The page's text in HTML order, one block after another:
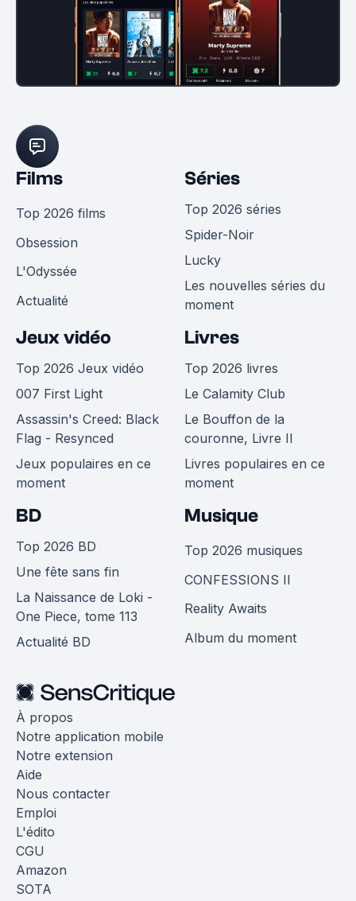
Films
Top 2026 films
Obsession
L'Odyssée
Actualité
Séries
Top 2026 séries
Spider-Noir
Lucky
Les nouvelles séries du
moment
Jeux vidéo
Top 2026 Jeux vidéo
007 First Light
Assassin's Creed: Black
Flag - Resynced
Jeux populaires en ce
moment
Livres
Top 2026 livres
Le Calamity Club
Le Bouffon de la
couronne, Livre II
Livres populaires en ce
moment
BD
Top 2026 BD
Une fête sans fin
La Naissance de Loki -
One Piece, tome 113
Actualité BD
Musique
Top 2026 musiques
CONFESSIONS II
Reality Awaits
Album du moment
À propos
Notre application mobile
Notre extension
Aide
Nous contacter
Emploi
L'édito
CGU
Amazon
SOTA